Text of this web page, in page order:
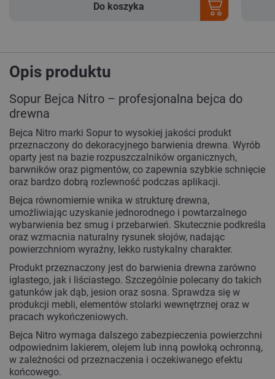
Do koszyka
Opis produktu
Sopur Bejca Nitro – profesjonalna bejca do
drewna
Bejca Nitro marki Sopur to wysokiej jakości produkt
przeznaczony do dekoracyjnego barwienia drewna. Wyrób
oparty jest na bazie rozpuszczalników organicznych,
barwników oraz pigmentów, co zapewnia szybkie schnięcie
oraz bardzo dobrą rozlewność podczas aplikacji.
Bejca równomiernie wnika w strukturę drewna,
umożliwiając uzyskanie jednorodnego i powtarzalnego
wybarwienia bez smug i przebarwień. Skutecznie podkreśla
oraz wzmacnia naturalny rysunek słojów, nadając
powierzchniom wyraźny, lekko rustykalny charakter.
Produkt przeznaczony jest do barwienia drewna zarówno
iglastego, jak i liściastego. Szczególnie polecany do takich
gatunków jak dąb, jesion oraz sosna. Sprawdza się w
produkcji mebli, elementów stolarki wewnętrznej oraz w
pracach wykończeniowych.
Bejca Nitro wymaga dalszego zabezpieczenia powierzchni
odpowiednim lakierem, olejem lub inną powłoką ochronną,
w zależności od przeznaczenia i oczekiwanego efektu
końcowego.